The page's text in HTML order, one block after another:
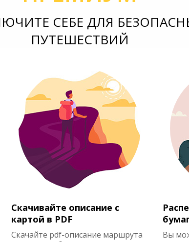
СЕБЕ ДЛЯ
ПУТЕШЕСТВИЙ
Скачивайте описание с
картой в PDF
Скачайте pdf-описание маршрута
Вы